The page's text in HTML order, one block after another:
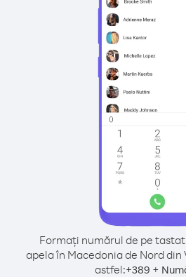
Formați numărul de pe
apela în Macedonia de Nord
astfel:+389 +